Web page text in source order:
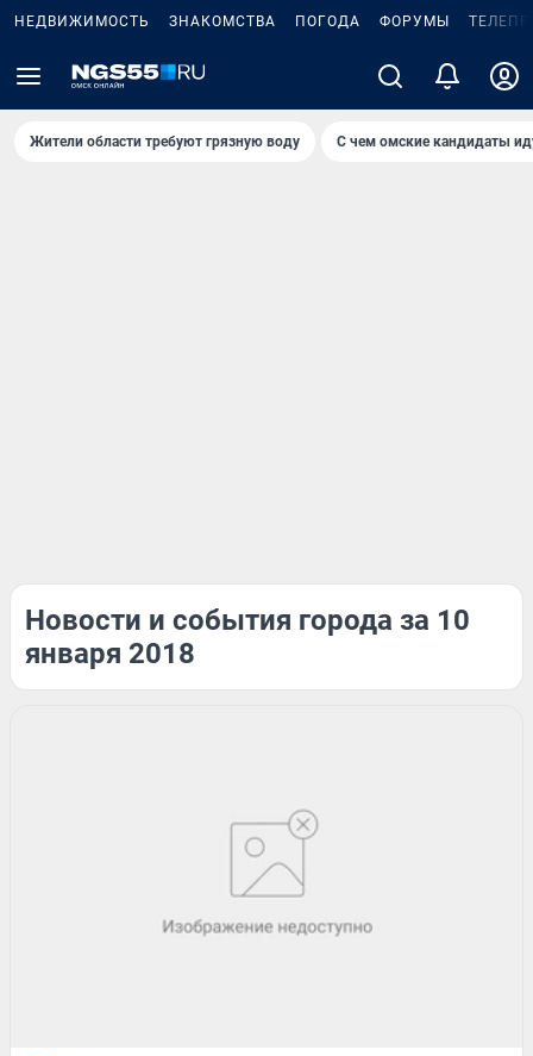
НЕДВИЖИМОСТЬ ЗНАКОМСТВА ПОГОДА ФОРУМЫ
Жители области требуют грязную воду С чем омские кандидаты
Новости и события города за 10
января 2018